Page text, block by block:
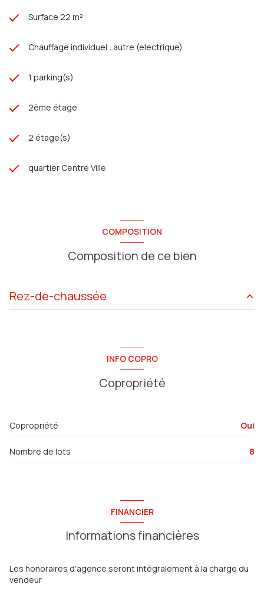
Surface 22 m²
Chauffage individuel : autre (electrique)
1 parking(s)
2ème étage
2 étage(s)
quartier Centre Ville
COMPOSITION
Composition de ce bien
Rez-de-chaussée
INFO COPRO
Copropriété
Copropriété Oui
Nombre de lots 8
FINANCIER
Informations financières
Les honoraires d'agence seront intégralement à la charge du
vendeur